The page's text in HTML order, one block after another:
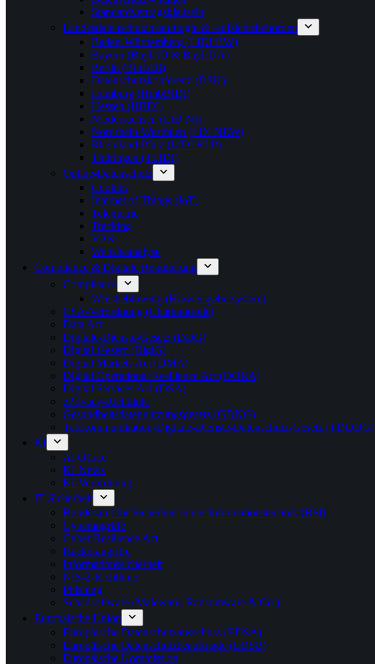
Standardvertragsklauseln
Landesdatenschutzbeauftragte & -aufsichtsbehörden
Baden-Württemberg (LfDI BW)
Bayern (BayLfD & BayLDA)
Berlin (BlnBDI)
Datenschutzkonferenz (DSK)
Hamburg (HmbBfDI)
Hessen (HBDI)
Niedersachsen (LfD NI)
Nordrhein-Westfalen (LDI NRW)
Rheinland-Pfalz (LfDI RLP)
Thüringen (TLfDI)
Online-Datenschutz
Cookies
Internet of Things (IoT)
Telemetrie
Tracking
VPN
Websiteanalyse
Compliance & Digitale Regulierung
Compliance
Whistleblowing (Hinweisgebersystem)
CSA-Verordnung (Chatkontrolle)
Data Act
Digitale-Dienste-Gesetz (DDG)
Digital-Gesetz (DigiG)
Digital Markets Act (DMA)
Digital Operational Resilience Act (DORA)
Digital Services Act (DSA)
ePrivacy-Richtlinie
Gesundheitsdatennutzungsgesetz (GDNG)
Telekommunikation-Digitale-Dienste-Datenschutz-Gesetz (TDDDG)
KI
AI Office
KI-News
KI-Verordnung
IT-Sicherheit
Bundesamt für Sicherheit in der Informationstechnik (BSI)
Cyberangriffe
Cyber Resilience Act
Hackerangriffe
Informationssicherheit
NIS-2-Richtlinie
Phishing
Schadsoftware (Maleware, Ransomware & Co.)
Europäische Union
Europäische Datenschutzausschuss (EDSA)
Europäische Datenschutzbeauftragte (EDSB)
Europäische Kommission